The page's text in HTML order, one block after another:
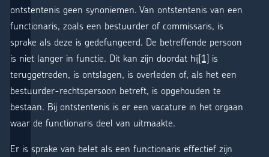
ontstentenis geen synoniemen. Van ontstentenis van een
functionaris, zoals een bestuurder of commissaris, is
sprake als deze is gedefungeerd. De betreffende persoon
is niet langer in functie. Dit kan zijn doordat hij[1] is
teruggetreden, is ontslagen, is overleden of, als het een
bestuurder-rechtspersoon betreft, is opgehouden te
bestaan. Bij ontstentenis is er een vacature in het orgaan
waar de functionaris deel van uitmaakte.
Er is sprake van belet als een functionaris effectief zijn